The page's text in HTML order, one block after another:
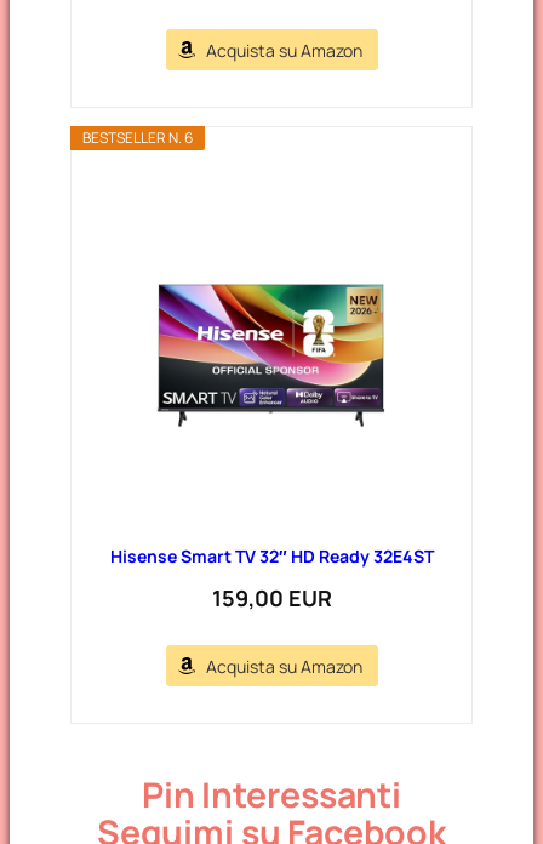
Acquista su Amazon
BESTSELLER N. 6
Hisense Smart TV 32″ HD Ready 32E4ST
159,00 EUR
Acquista su Amazon
Pin Interessanti
Seguimi su Facebook